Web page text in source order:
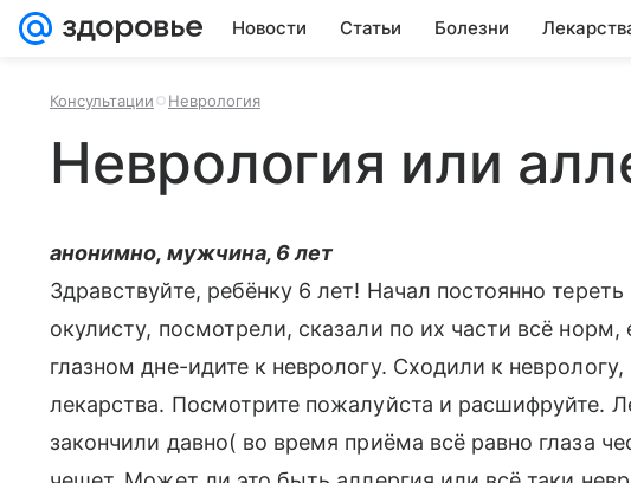
Новости Статьи Болезни
Консультации Неврология
Неврология или
анонимно, мужчина, 6 лет
Здравствуйте, ребёнку 6 лет! Начал постоянно
окулисту, посмотрели, сказали по их части всё норм,
глазном дне-идите к неврологу. Сходили к неврологу,
лекарства. Посмотрите пожалуйста и расшифруйте.
закончили давно( во время приёма всё равно глаза